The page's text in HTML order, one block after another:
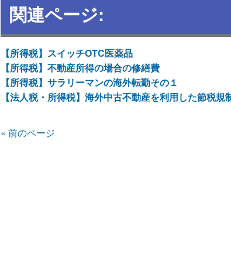
関連ページ:
【所得税】スイッチOTC医薬品
【所得税】不動産所得の場合の修繕費
【所得税】サラリーマンの海外転勤その１
【法人税・所得税】海外中古不動産を利用した節税規
« 前のページ